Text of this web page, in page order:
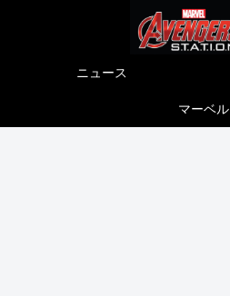
ニュース
マーベル